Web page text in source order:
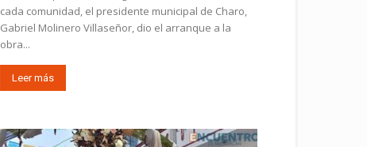
cada comunidad, el presidente municipal de Charo,
Gabriel Molinero Villaseñor, dio el arranque a la
obra...
Leer más